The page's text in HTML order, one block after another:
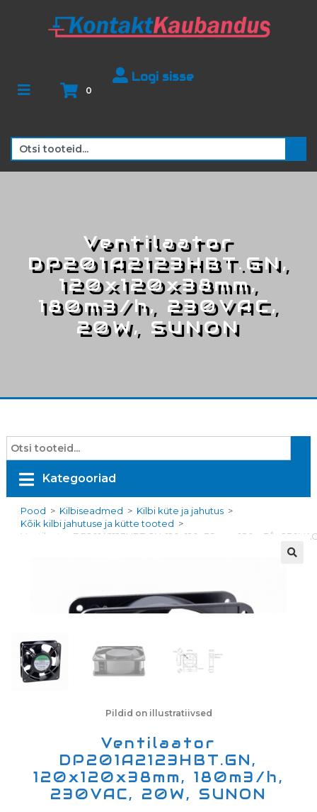
0
Logi sisse
Ventilaator
DP201A2123HBT.GN,
120x120x38mm,
180m3/h, 230VAC,
20W, SUNON
Kategooriad
Pood > Kilbiseadmed > Kilbi küte ja jahutus >
Kõik kilbi jahutuse ja kütte tooted >
Ventilaator DP201A2123HBT.GN, 120x120x38mm, 180m3/h,
Ventilaator
DP201A2123HBT.GN,
120x120x38mm, 180m3/h,
230VAC, 20W, SUNON
Pildid on illustratiivsed